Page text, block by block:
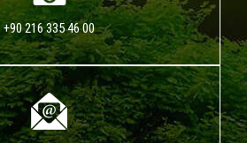
+90 216 335 46 00